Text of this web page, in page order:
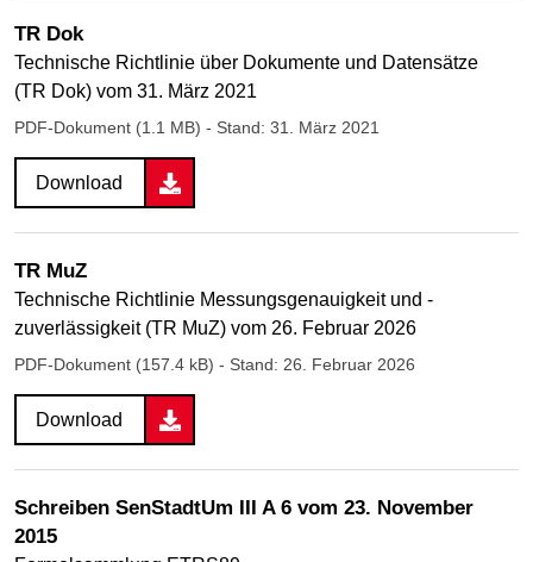
TR Dok
Technische Richtlinie über Dokumente und Datensätze
(TR Dok) vom 31. März 2021
PDF-Dokument (1.1 MB) - Stand: 31. März 2021
Download
TR MuZ
Technische Richtlinie Messungsgenauigkeit und -
zuverlässigkeit (TR MuZ) vom 26. Februar 2026
PDF-Dokument (157.4 kB) - Stand: 26. Februar 2026
Download
Schreiben SenStadtUm III A 6 vom 23. November
2015